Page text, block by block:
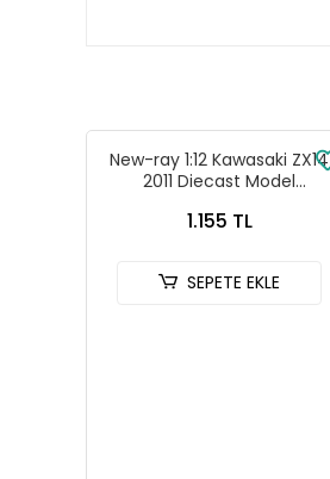
New-ray 1:12 Kawasaki ZX14
2011 Diecast Model
1.155 TL
SEPETE EKLE